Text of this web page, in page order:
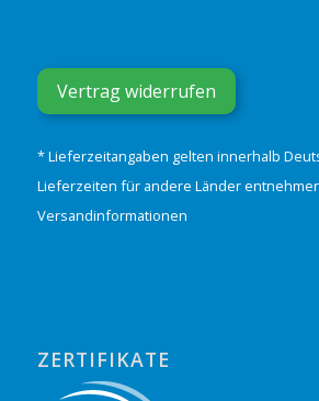
Vertrag widerrufen
* Lieferzeitangaben gelten innerhalb
Lieferzeiten für andere Länder
Versandinformationen
ZERTIFIKATE